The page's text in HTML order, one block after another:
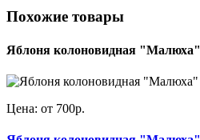
Похожие товары
Яблоня колоновидная "Малюха"
Цена: от 700р.